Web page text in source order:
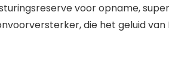
voor opname,
die het geluid van